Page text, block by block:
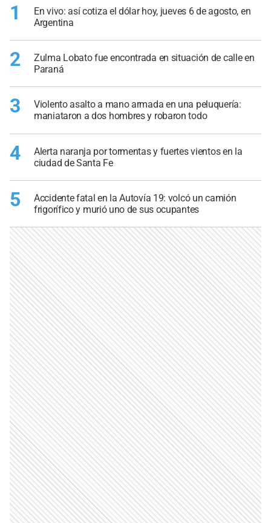
1
En vivo: así cotiza el dólar hoy, jueves 6 de agosto, en
Argentina
2
Zulma Lobato fue encontrada en situación de calle en
Paraná
3
Violento asalto a mano armada en una peluquería:
maniataron a dos hombres y robaron todo
4
Alerta naranja por tormentas y fuertes vientos en la
ciudad de Santa Fe
5
Accidente fatal en la Autovía 19: volcó un camión
frigorífico y murió uno de sus ocupantes